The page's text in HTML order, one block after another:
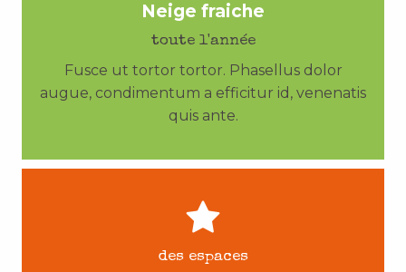
Neige fraiche
toute l'année
Fusce ut tortor tortor. Phasellus dolor
augue, condimentum a efficitur id, venenatis
quis ante.
des espaces